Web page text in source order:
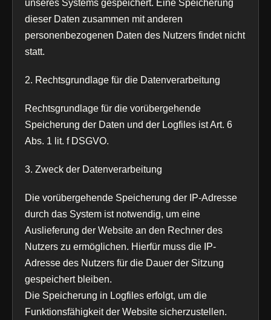
unseres Systems gespeichert. Eine Speicherung
dieser Daten zusammen mit anderen
personenbezogenen Daten des Nutzers findet nicht
statt.
2. Rechtsgrundlage für die Datenverarbeitung
Rechtsgrundlage für die vorübergehende
Speicherung der Daten und der Logfiles ist Art. 6
Abs. 1 lit. f DSGVO.
3. Zweck der Datenverarbeitung
Die vorübergehende Speicherung der IP-Adresse
durch das System ist notwendig, um eine
Auslieferung der Website an den Rechner des
Nutzers zu ermöglichen. Hierfür muss die IP-
Adresse des Nutzers für die Dauer der Sitzung
gespeichert bleiben.
Die Speicherung in Logfiles erfolgt, um die
Funktionsfähigkeit der Website sicherzustellen.